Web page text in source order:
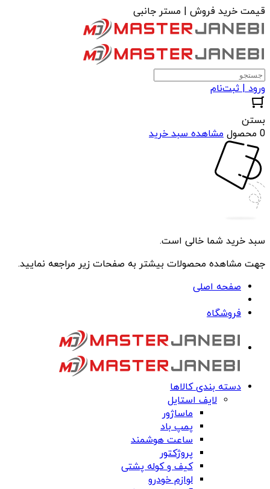
قیمت خرید فروش | مستر جانبی
ورود | ثبت‌نام
بستن
0 محصول
مشاهده سبد خرید
سبد خرید شما خالی است.
جهت مشاهده محصولات بیشتر به صفحات زیر مراجعه نمایید.
صفحه اصلی
فروشگاه
دسته بندی کالاها
لایف استایل
ماساژور
پمپ باد
ساعت هوشمند
پروژکتور
کیف و کوله پشتی
لوازم خودرو